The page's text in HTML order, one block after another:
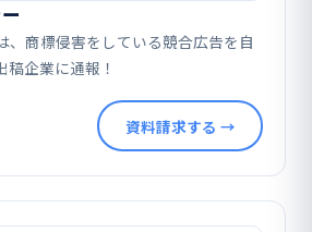
、商標侵害をしている競合広告を自
稿企業に通報！
資料請求する →